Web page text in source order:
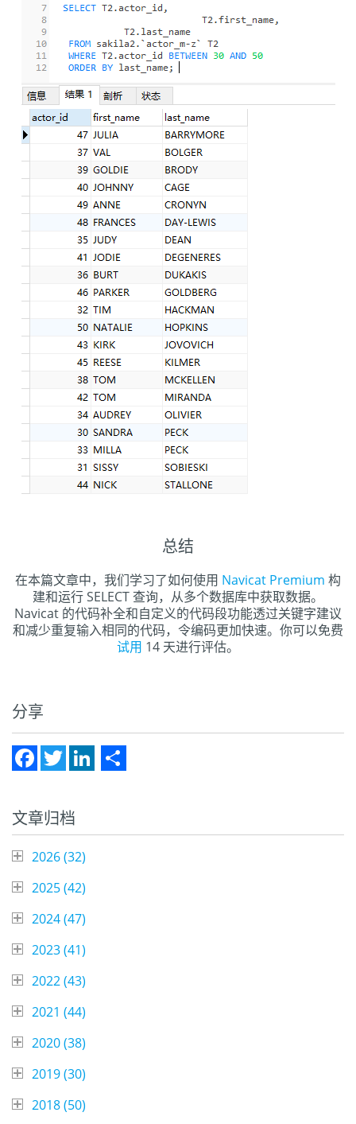
总结
在本篇文章中，我们学习了如何使用 Navicat Premium 构
建和运行 SELECT 查询，从多个数据库中获取数据。
Navicat 的代码补全和自定义的代码段功能透过关键字建议
和减少重复输入相同的代码，令编码更加快速。你可以免费
试用 14 天进行评估。
分享
文章归档
2026 (32)
2025 (42)
2024 (47)
2023 (41)
2022 (43)
2021 (44)
2020 (38)
2019 (30)
2018 (50)